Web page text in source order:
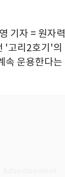
기자 = 원자
'고리2호기'
속 운용한다